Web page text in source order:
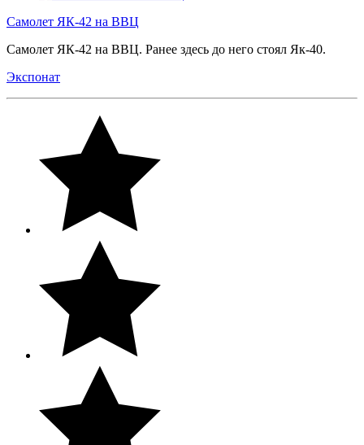
Самолет ЯК-42 на ВВЦ
Самолет ЯК-42 на ВВЦ. Ранее здесь до него стоял Як-40.
Экспонат